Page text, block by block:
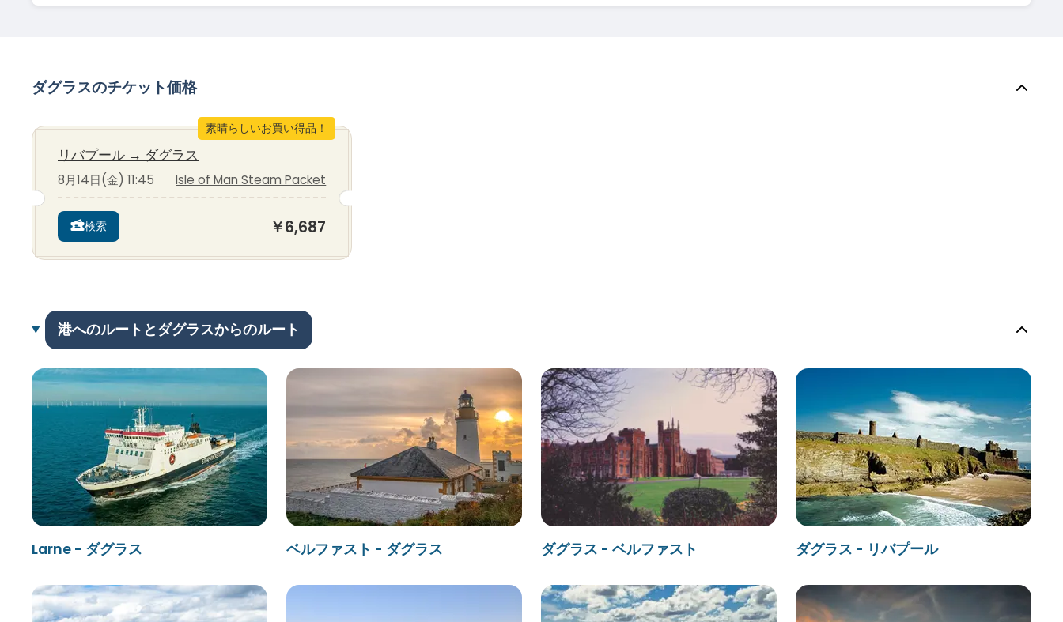
ダグラスのチケット価格
素晴らしいお買い得品！
リバプール → ダグラス
8月14日(金) 11:45 Isle of Man Steam Packet
検索 ￥6,687
港へのルートとダグラスからのルート
Larne - ダグラス ベルファスト - ダグラス ダグラス - ベルファスト ダグラス - リバプール